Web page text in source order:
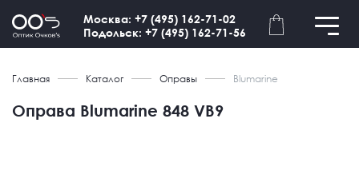
Москва: +7 (495) 162-71-02
Подольск: +7 (495) 162-71-56
Главная Каталог Оправы Blumarine
Оправа Blumarine 848 VB9